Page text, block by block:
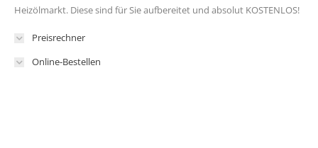
Heizölmarkt. Diese sind für Sie aufbereitet und absolut KOSTENLOS!
Preisrechner
Online-Bestellen